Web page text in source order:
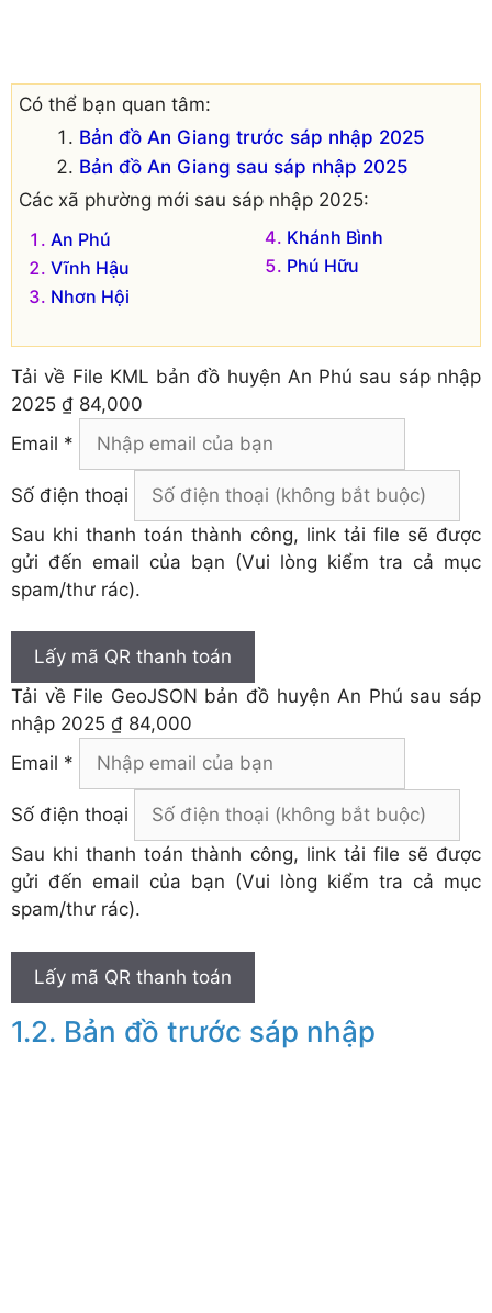
Có thể bạn quan tâm:
Bản đồ An Giang trước sáp nhập 2025
Bản đồ An Giang sau sáp nhập 2025
Các xã phường mới sau sáp nhập 2025:
An Phú
Vĩnh Hậu
Nhơn Hội
Khánh Bình
Phú Hữu
Tải về File KML bản đồ huyện An Phú sau sáp nhập
2025 ₫ 84,000
Email *
Số điện thoại
Sau khi thanh toán thành công, link tải file sẽ được
gửi đến email của bạn (Vui lòng kiểm tra cả mục
spam/thư rác).
Lấy mã QR thanh toán
Tải về File GeoJSON bản đồ huyện An Phú sau sáp
nhập 2025 ₫ 84,000
Email *
Số điện thoại
Sau khi thanh toán thành công, link tải file sẽ được
gửi đến email của bạn (Vui lòng kiểm tra cả mục
spam/thư rác).
Lấy mã QR thanh toán
Bản đồ trước sáp nhập